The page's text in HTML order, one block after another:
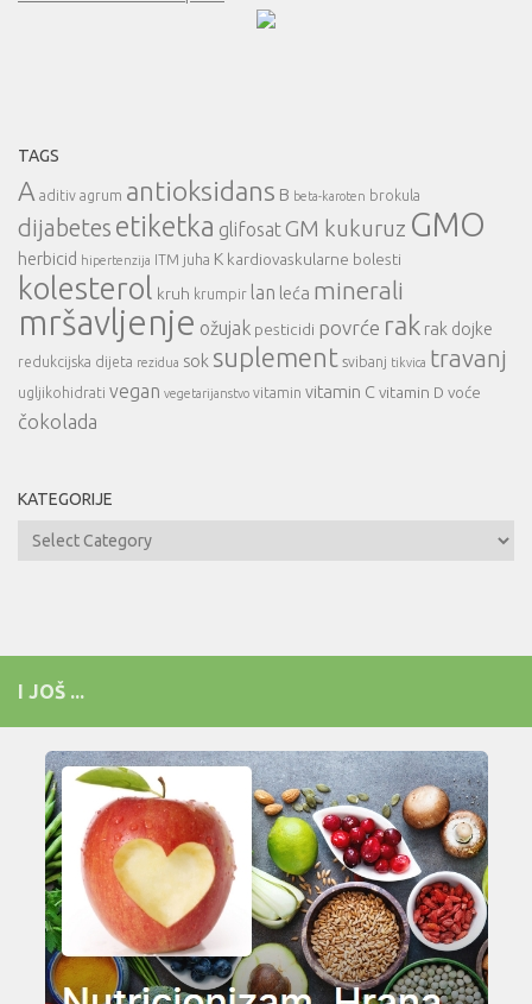
TAGS
A aditiv agrum antioksidans B beta-karoten brokula
dijabetes etiketka glifosatGM kukuruz GMO
herbicid hipertenzija ITM juha K kardiovaskularne bolesti
kolesterol kruh krumpir lan leća minerali
mršavljenje ožujak pesticidi povrće rak rak dojke
redukcijska dijeta rezidua sok suplement svibanj tikvica travanj
ugljikohidrati vegan vegetarijanstvo vitamin vitamin C vitamin D voće
čokolada
KATEGORIJE
Kategorije
I JOŠ ...